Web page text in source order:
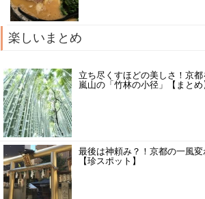
楽しいまとめ
立ち尽くすほどの美しさ！京
嵐山の「竹林の小径」【まとめ
最後は神頼み？！京都の一風
【珍スポット】